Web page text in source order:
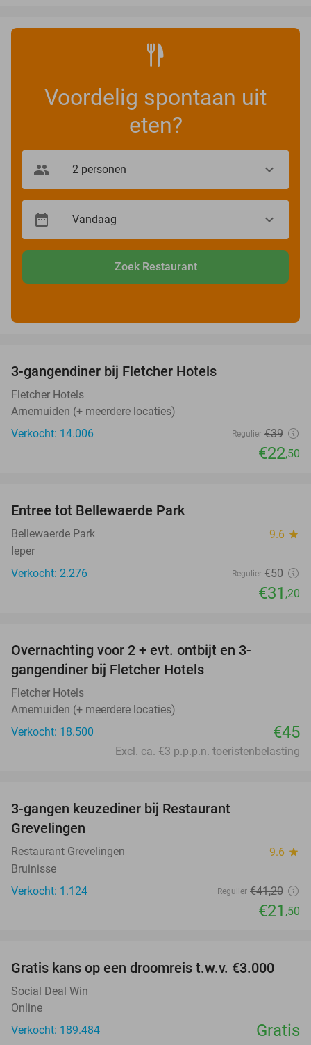
Voordelig spontaan uit
eten?
Zoek Restaurant
3-gangendiner bij Fletcher Hotels
Fletcher Hotels
Arnemuiden (+ meerdere locaties)
Verkocht: 14.006
Regulier €39
€22,50
Entree tot Bellewaerde Park
Bellewaerde Park 9.6 star
Ieper
Verkocht: 2.276
Regulier €50
€31 ,20
Overnachting voor 2 + evt. ontbijt en 3-
gangendiner bij Fletcher Hotels
Fletcher Hotels
Arnemuiden (+ meerdere locaties)
Verkocht: 18.500
€45
Excl. ca. €3 p.p.p.n. toeristenbelasting
3-gangen keuzediner bij Restaurant
Grevelingen
Restaurant Grevelingen 9.6 star
Bruinisse
Verkocht: 1.124
Regulier €41,20
€21 ,50
Gratis kans op een droomreis t.w.v. €3.000
Social Deal Win
Online
Verkocht: 189.484
Gratis